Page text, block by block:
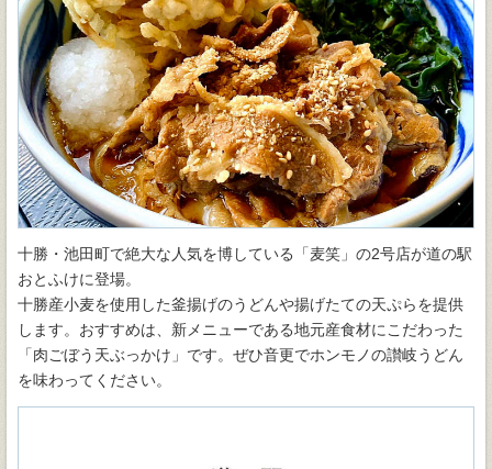
十勝・池田町で絶大な人気を博している「麦笑」の2号店が道の駅
おとふけに登場。
十勝産小麦を使用した釜揚げのうどんや揚げたての天ぷらを提供
します。おすすめは、新メニューである地元産食材にこだわった
「肉ごぼう天ぶっかけ」です。ぜひ音更でホンモノの讃岐うどん
を味わってください。